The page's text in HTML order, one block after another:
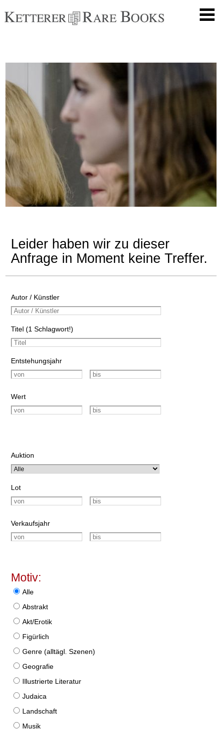
Leider haben wir zu dieser
Anfrage in Moment keine Treffer.
Autor / Künstler
Titel (1 Schlagwort!)
Entstehungsjahr
Wert
Auktion
Lot
Verkaufsjahr
Motiv:
Alle
Abstrakt
Akt/Erotik
Figürlich
Genre (alltägl. Szenen)
Geografie
Illustrierte Literatur
Judaica
Landschaft
Musik